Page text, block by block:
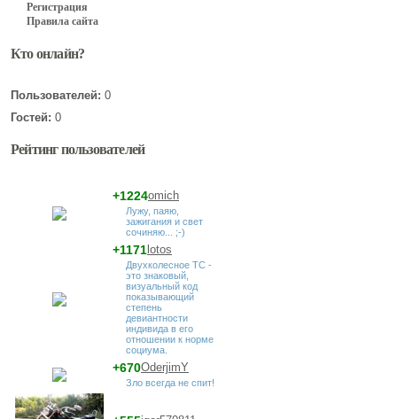
Регистрация
Правила сайта
Кто онлайн?
Пользователей: 0
Гостей: 0
Рейтинг пользователей
omich
+1224
Лужу, паяю,
зажигания и свет
сочиняю... ;-)
lotos
+1171
Двухколесное ТС -
это знаковый,
визуальный код
показывающий
степень
девиантности
индивида в его
отношении к норме
социума.
OderjimY
+670
Зло всегда не спит!